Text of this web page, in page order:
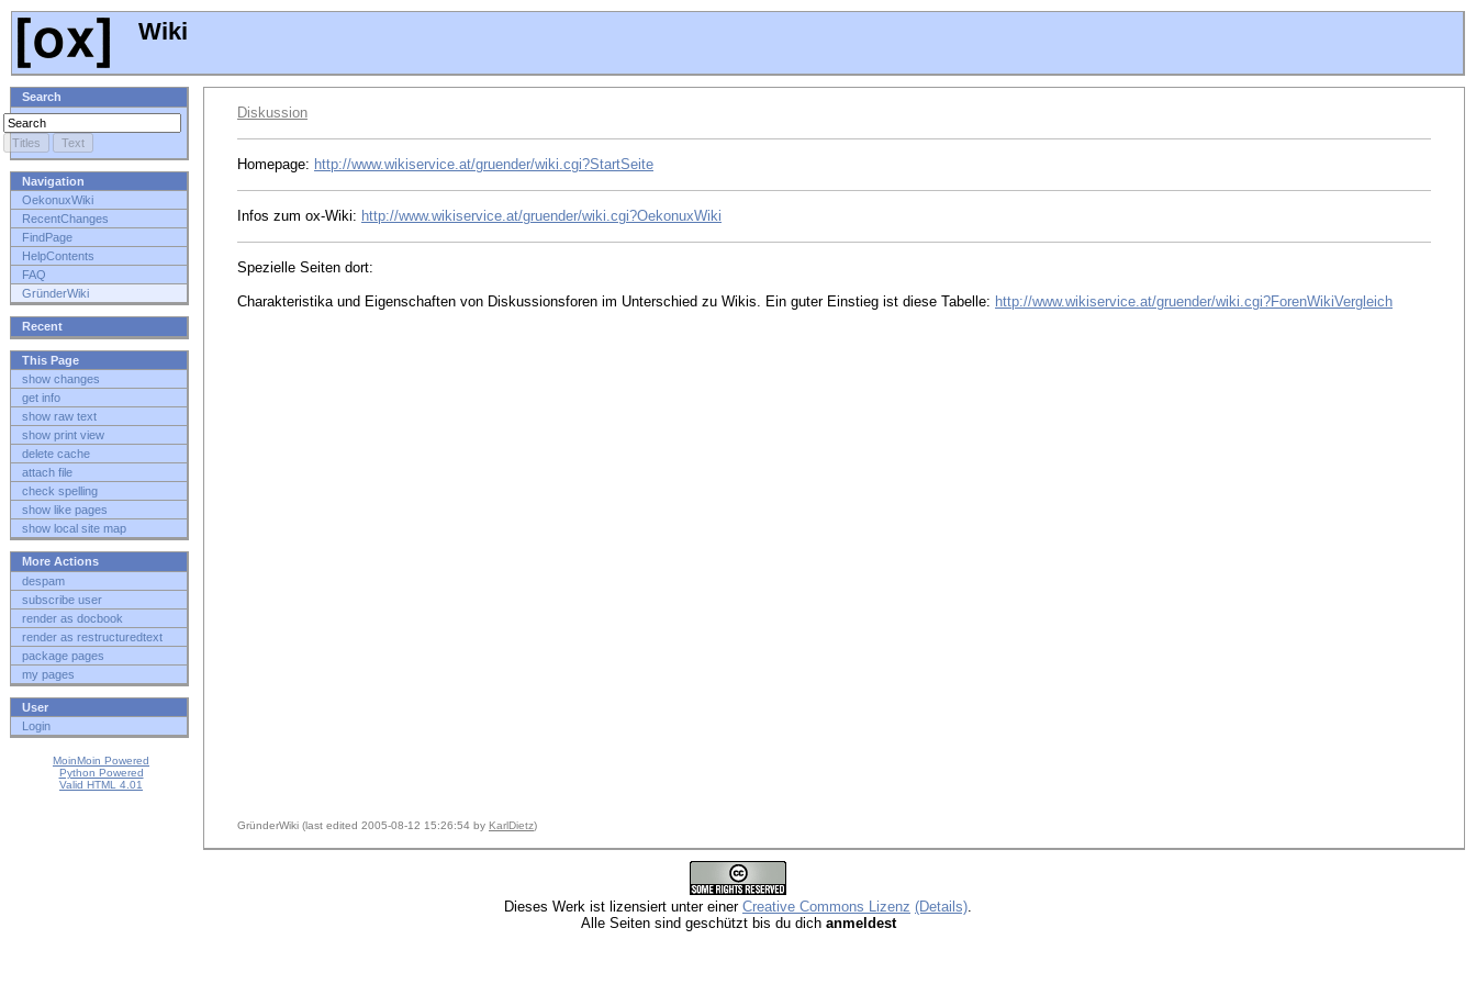
Wiki
Search
Navigation
OekonuxWiki
RecentChanges
FindPage
HelpContents
FAQ
GründerWiki
Recent
This Page
show changes
get info
show raw text
show print view
delete cache
attach file
check spelling
show like pages
show local site map
More Actions
despam
subscribe user
render as docbook
render as restructuredtext
package pages
my pages
User
Login
MoinMoin Powered
Python Powered
Valid HTML 4.01
Diskussion
Homepage: http://www.wikiservice.at/gruender/wiki.cgi?StartSeite
Infos zum ox-Wiki: http://www.wikiservice.at/gruender/wiki.cgi?OekonuxWiki
Spezielle Seiten dort:
Charakteristika und Eigenschaften von Diskussionsforen im Unterschied zu Wikis. Ein guter Einstieg ist diese Tabelle: http://www.wikiservice.at/gruender/wiki.cgi?ForenWikiVergleich
GründerWiki (last edited 2005-08-12 15:26:54 by KarlDietz)
Dieses Werk ist lizensiert unter einer Creative Commons Lizenz (Details)
Alle Seiten sind geschützt bis du dich anmeldest